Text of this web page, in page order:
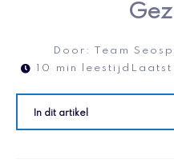
Door:
Team
10 min leestijd
In dit artikel